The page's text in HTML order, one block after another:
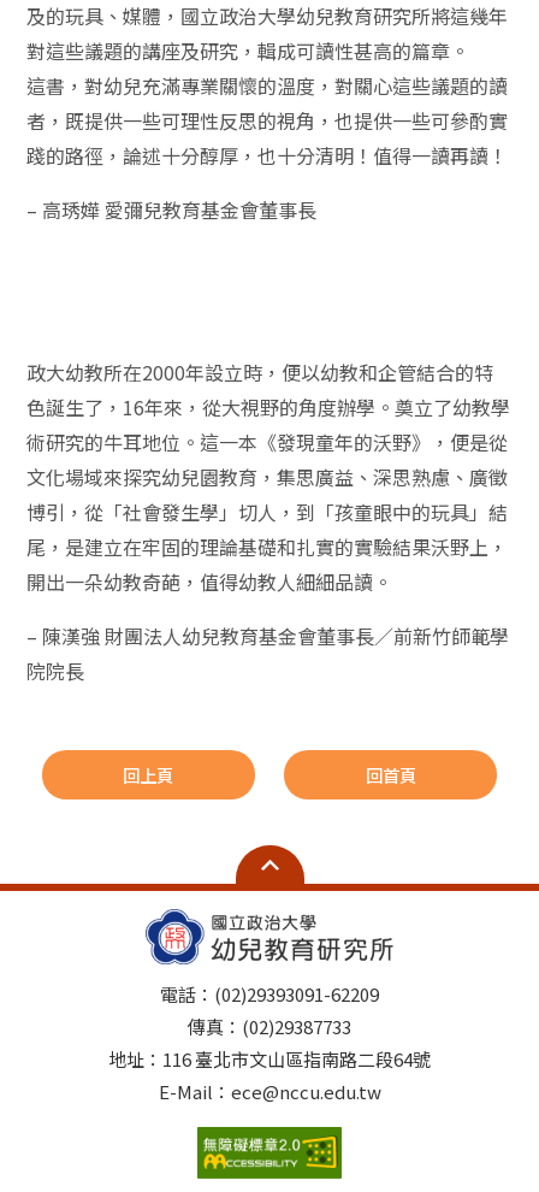
及的玩具、媒體，國立政治大學幼兒教育研究所將這幾年
對這些議題的講座及研究，輯成可讀性甚高的篇章。
這書，對幼兒充滿專業關懷的溫度，對關心這些議題的讀
者，既提供一些可理性反思的視角，也提供一些可參酌實
踐的路徑，論述十分醇厚，也十分清明！值得一讀再讀！
– 高琇嬅 愛彌兒教育基金會董事長
政大幼教所在2000年設立時，便以幼教和企管結合的特
色誕生了，16年來，從大視野的角度辦學。奠立了幼教學
術研究的牛耳地位。這一本《發現童年的沃野》，便是從
文化場域來探究幼兒園教育，集思廣益、深思熟慮、廣徵
博引，從「社會發生學」切人，到「孩童眼中的玩具」結
尾，是建立在牢固的理論基礎和扎實的實驗結果沃野上，
開出一朵幼教奇葩，值得幼教人細細品讀。
– 陳漢強財團法人幼兒教育基金會董事長／前新竹師範學
院院長
回上頁 回首頁
電話：(02)29393091-62209
傳真：(02)29387733
地址：116 臺北市文山區指南路二段64號
E-Mail：ece@nccu.edu.tw